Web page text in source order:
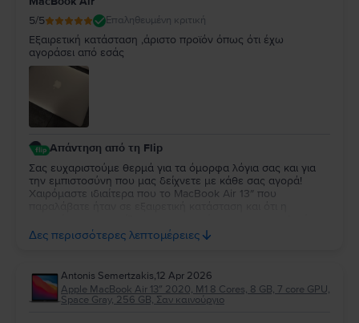
και θα είναι μεγάλη μας χαρά να σας εξυπηρετήσουμε ξανά
στο μέλλον!
5/5 Επαληθευμένη κριτική
Εξαιρετική κατάσταση ,άριστο προϊόν όπως ότι έχω
αγοράσει από εσάς
Απάντηση από τη Flip
Σας ευχαριστούμε θερμά για τα όμορφα λόγια σας και για
την εμπιστοσύνη που μας δείχνετε με κάθε σας αγορά!
Χαιρόμαστε ιδιαίτερα που το MacBook Air 13″ που
σας. Η διαχρονική σας προτίμηση είναι η μεγαλύτερη
επιβράβευση για την ομάδα μας. Θα χαρούμε να σας
Δες περισσότερες λεπτομέρειες
Antonis Semertzakis,12 Apr 2026
Apple MacBook Air 13″ 2020, M1 8 Cores, 8 GB, 7 core GPU,
Space Gray, 256 GB, Σαν καινούργιο